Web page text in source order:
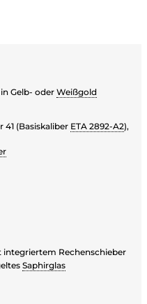
in Gelb- oder Weißgold
41 (Basiskaliber ETA 2892-A2),
integriertem Rechenschieber
Saphirglas